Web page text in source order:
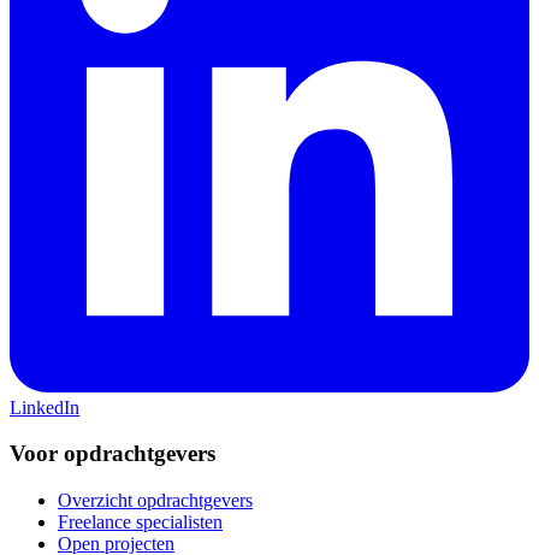
LinkedIn
Voor opdrachtgevers
Overzicht opdrachtgevers
Freelance specialisten
Open projecten